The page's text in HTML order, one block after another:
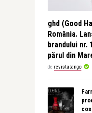
ghd (Good
România.
brandului nr.
părul din
de revistatango